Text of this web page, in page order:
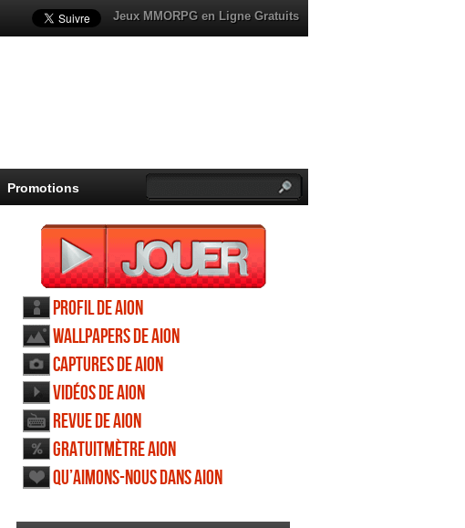
Jeux MMORPG en Ligne Gratuits
Promotions
Profil de Aion
Wallpapers de Aion
Captures de Aion
Vidéos de Aion
Revue de Aion
Gratuitmètre Aion
Qu’aimons-nous dans Aion